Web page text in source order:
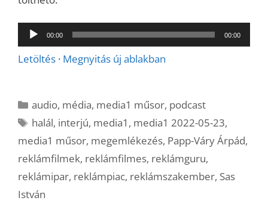
Audió
lejátszó
00:00 00:00
Letöltés · Megnyitás új ablakban
Kategória
audio, média, media1 műsor, podcast
Címkék
halál, interjú, media1 , media1 2022-05-23,
media1 műsor, megemlékezés, Papp-Váry Árpád,
reklámfilmek, reklámfilmes, reklámguru,
reklámipar, reklámpiac, reklámszakember, Sas
István